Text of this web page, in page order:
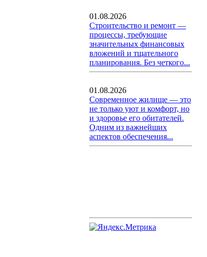
01.08.2026
Строительство и ремонт —
процессы, требующие
значительных финансовых
вложений и тщательного
планирования. Без четкого...
01.08.2026
Современное жилище — это
не только уют и комфорт, но
и здоровье его обитателей.
Одним из важнейших
аспектов обеспечения...